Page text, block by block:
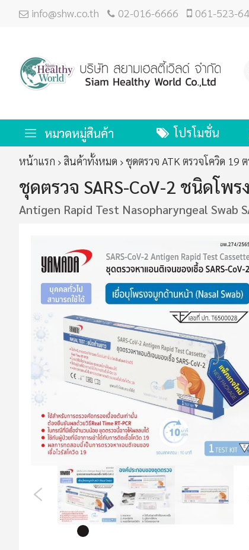
info@shw.co.th 02-016-6666 061-523-
หมวดหมู่สินค้า โปรโมชั่น
หน้าแรก สินค้าทั้งหมด ชุดตรวจ ATK ตรวจโควิด 19
ชุดตรวจ SARS-CoV-2 ชนิดโพ
Antigen Rapid Test Nasopharyngeal Swab
ไป
ท้าย
ของ
แกล
เลอ
รูปภาพ